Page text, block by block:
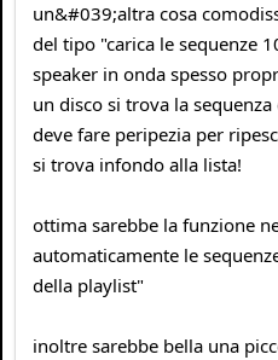
un&#039;altra cosa
del tipo "carica le sequenze
speaker in onda spesso
un disco si trova la
deve fare peripezia per
si trova infondo alla lista!
ottima sarebbe la funzione
automaticamente le
della playlist"
inoltre sarebbe bella una